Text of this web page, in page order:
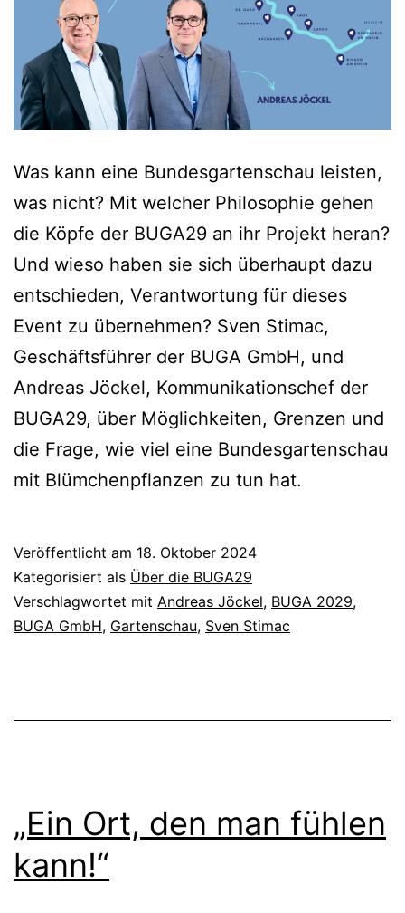
Was kann eine Bundesgartenschau leisten,
was nicht? Mit welcher Philosophie gehen
die Köpfe der BUGA29 an ihr Projekt heran?
Und wieso haben sie sich überhaupt dazu
entschieden, Verantwortung für dieses
Event zu übernehmen? Sven Stimac,
Geschäftsführer der BUGA GmbH, und
Andreas Jöckel, Kommunikationschef der
BUGA29, über Möglichkeiten, Grenzen und
die Frage, wie viel eine Bundesgartenschau
mit Blümchenpflanzen zu tun hat.
Veröffentlicht am 18. Oktober 2024
Kategorisiert als Über die BUGA29
Verschlagwortet mit Andreas Jöckel, BUGA 2029,
BUGA GmbH, Gartenschau, Sven Stimac
„Ein Ort, den man fühlen
kann!“